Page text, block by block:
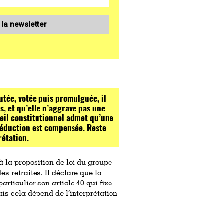
la newsletter
votée puis promulguée, il
et qu’elle n’aggrave pas une
constitutionnel admet qu’une
est compensée. Reste
la proposition de loi du groupe
retraites. Il déclare que la
son article 40 qui fixe
cela dépend de l‘interprétation